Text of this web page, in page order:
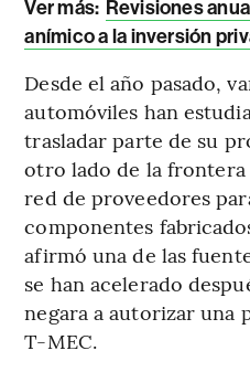
Ver más: Revisiones
anímico a la inversión
Desde el año pasado,
automóviles han
trasladar parte de su
otro lado de la
red de proveedores
componentes
afirmó una de las
se han acelerado
negara a autorizar una
T-MEC.